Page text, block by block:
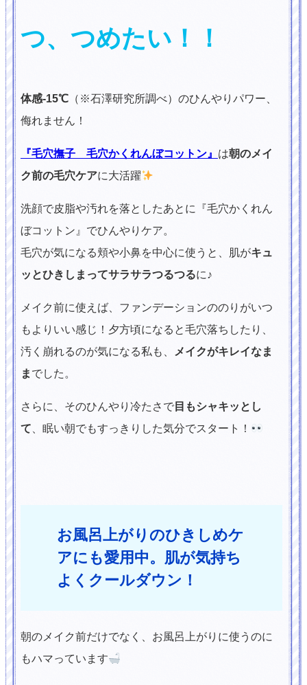
つ、つめたい！！
体感-15℃（※石澤研究所調べ）のひんやりパワー、
侮れません！
『毛穴撫子 毛穴かくれんぼコットン』 は朝のメイ
ク前の毛穴ケアに大活躍
洗顔で皮脂や汚れを落としたあとに『毛穴かくれん
ぼコットン』でひんやりケア。
毛穴が気になる頬や小鼻を中心に使うと、肌がキュ
ッとひきしまってサラサラつるつるに♪
メイク前に使えば、ファンデーションののりがいつ
もよりいい感じ！夕方頃になると毛穴落ちしたり、
汚く崩れるのが気になる私も、
メイクがキレイなま
ま でした。
さらに、そのひんやり冷たさで目もシャキッとし
て 、眠い朝でもすっきりした気分でスタート！
お風呂上がりのひきしめケ
アにも愛用中。肌が気持ち
よくクールダウン！
朝のメイク前だけでなく、お風呂上がりに使うのに
もハマっています